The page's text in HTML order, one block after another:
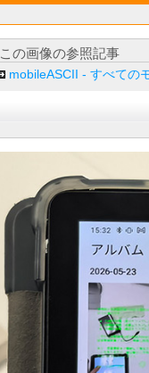
この画像の参照記事
mobileASCII - すべての